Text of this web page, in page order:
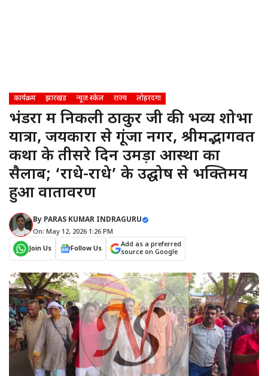
कार्यक्रम झारखंड न्यूज़ स्केल राज्य लोहरदगा
भंडरा में निकली ठाकुर जी की भव्य शोभा
यात्रा, जयकारों से गूंजा नगर, ​श्रीमद्भागवत
कथा के तीसरे दिन उमड़ा आस्था का
सैलाब; ‘राधे-राधे’ के उद्घोष से भक्तिमय
हुआ वातावरण
By PARAS KUMAR INDRAGURU
On: May 12, 2026 1:26 PM
Join Us
Follow Us
Add as a preferred
source on Google